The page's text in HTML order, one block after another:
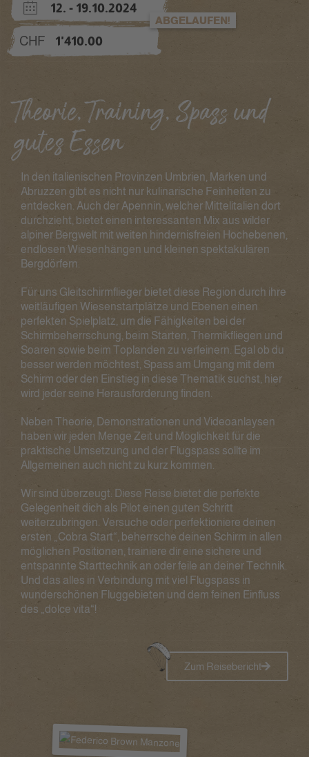
12. - 19.10.2024
ABGELAUFEN!
CHF 1'410.00
Theorie, Training, Spass und
gutes Essen
In den italienischen Provinzen Umbrien, Marken und
Abruzzen gibt es nicht nur kulinarische Feinheiten zu
entdecken. Auch der Apennin, welcher Mittelitalien dort
durchzieht, bietet einen interessanten Mix aus wilder
alpiner Bergwelt mit weiten hindernisfreien Hochebenen,
endlosen Wiesenhängen und kleinen spektakulären
Bergdörfern.
Für uns Gleitschirmflieger bietet diese Region durch ihre
weitläufigen Wiesenstartplätze und Ebenen einen
perfekten Spielplatz, um die Fähigkeiten bei der
Schirmbeherrschung, beim Starten, Thermikfliegen und
Soaren sowie beim Toplanden zu verfeinern. Egal ob du
besser werden möchtest, Spass am Umgang mit dem
Schirm oder den Einstieg in diese Thematik suchst, hier
wird jeder seine Herausforderung finden.
Neben Theorie, Demonstrationen und Videoanlaysen
haben wir jeden Menge Zeit und Möglichkeit für die
praktische Umsetzung und der Flugspass sollte im
Allgemeinen auch nicht zu kurz kommen.
Wir sind überzeugt: Diese Reise bietet die perfekte
Gelegenheit dich als Pilot einen guten Schritt
weiterzubringen. Versuche oder perfektioniere deinen
ersten „Cobra Start“, beherrsche deinen Schirm in allen
möglichen Positionen, trainiere dir eine sichere und
entspannte Starttechnik an oder feile an deiner Technik.
Und das alles in Verbindung mit viel Flugspass in
wunderschönen Fluggebieten und dem feinen Einfluss
des „dolce vita“!
Zum Reisebericht